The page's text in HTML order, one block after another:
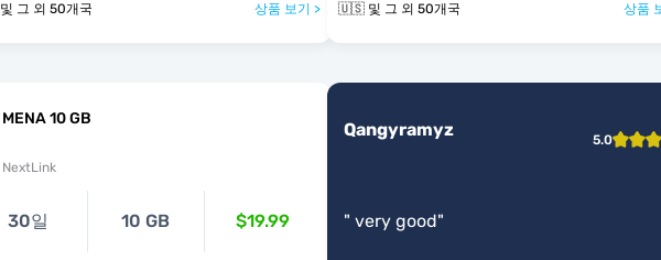
🇺🇸 및 그 외 50개국 상품 보기 > 🇺🇸 및 그 외 50개국 상품
MENA 10 GB
NextLink
30일 10 GB $19.99
Qangyramyz 5.0
" very good"